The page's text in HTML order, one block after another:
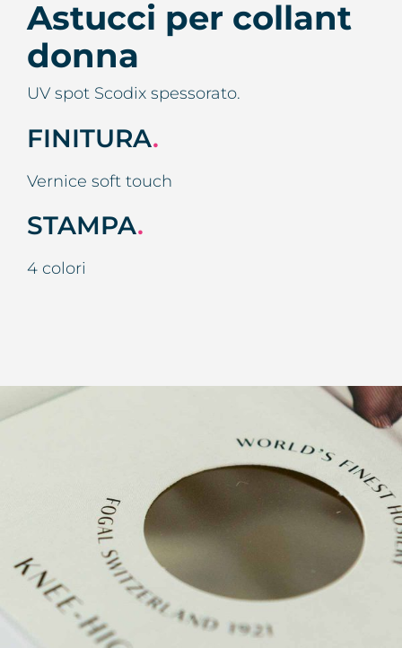
Astucci per collant
donna
UV spot Scodix spessorato.
FINITURA.
Vernice soft touch
STAMPA.
4 colori